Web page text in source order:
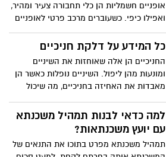
נפרד מתהליך העבודה. בעיקר בשל העובדה
שהבטון לוקח חלק מרכזי בתהליך הבנייה,
ואם לא עובדים במשקלים מדויקים המשמעות
עלולה להיות אסון של ממש.
אופניים חשמליות הן כלי תחבורה צעיר ומהיר,
ואפילו כיפי. כשעוברים מרכב פרטי לאופניים
עם המנוע מגלים שאין יותר פקקים, אין יותר
חיפושי חנייה מייאשים וגם אין יותר הוצאות
הוא כמובן המרחקים הגדולים הרבה יותר
שאפשר לעבור, ובהשוואה לתחבורה ציבורית
היתרון המרכזי הוא העצמאות, וגם היכולת
להגיע בדיוק לנקודה הרצויה. למרות
שלפעמים נדמה כאילו מדובר בתחום פרוץ
לגמרי, ישנם לא מעט חוקים ותקנות לגבי
רכיבה על אופניים ממונעות – ובעמוד זה
מפורטים הדגשים העיקריים.
כל המידע על דלקת חניכיים
החניכיים הן אלה שאוחזות את השיניים
ומונעות מהן ליפול. השיניים נופלות כאשר הן
מאבדות את האחיזה בחניכיים, מה שיכול
לשמור על השיניים, כך בדיוק יהיה עליכם
לשמור על החניכיים. לצערנו לא כולם מבינים
עד כמה החניכיים פגיעות, עם כמה שזה יכול
להישמע מוזר. אחת מהבעיות הנפוצות
למה כדאי לבנות תמהיל משכנתא
עם יועץ משכנתאות?
תמהיל משכנתא מפרט בתוכו את התנאים של